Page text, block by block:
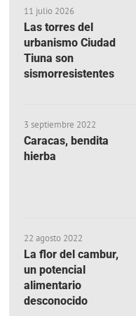
11 julio 2026
Las torres del
urbanismo Ciudad
Tiuna son
sismorresistentes
3 septiembre 2022
Caracas, bendita
hierba
22 agosto 2022
La flor del cambur,
un potencial
alimentario
desconocido